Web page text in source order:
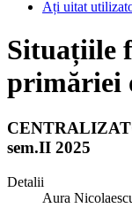
Ați uitat
Situațiile
primăriei
sem.II 2025
Detalii
Aura